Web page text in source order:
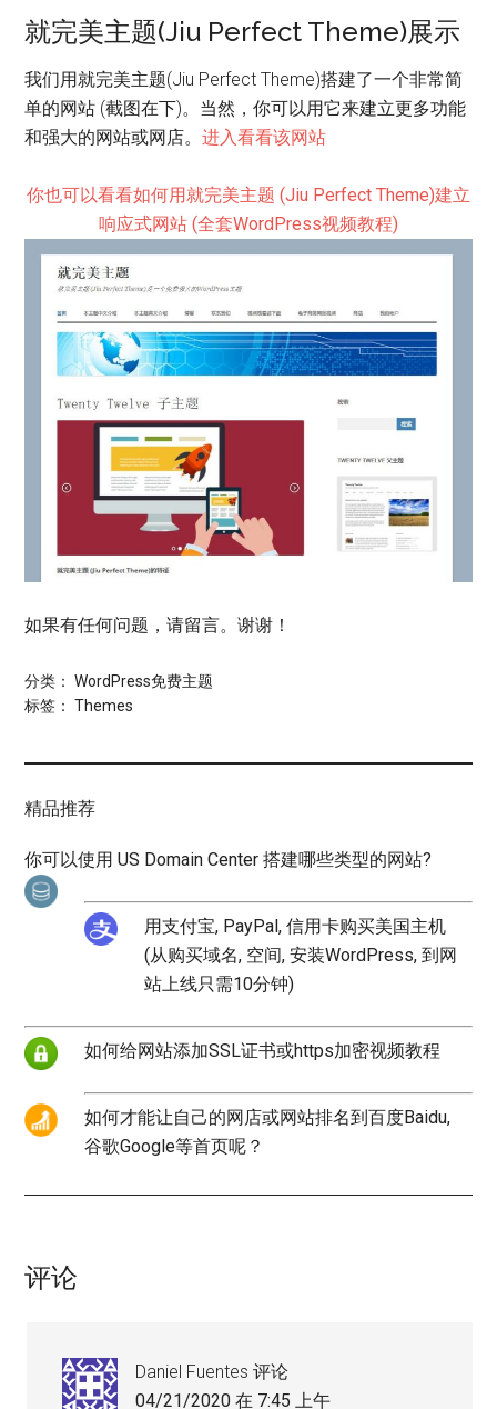
就完美主题(Jiu Perfect Theme)展示
我们用就完美主题(Jiu Perfect Theme)搭建了一个非常简
单的网站 (截图在下)。当然，你可以用它来建立更多功能
和强大的网站或网店。进入看看该网站
你也可以看看如何用就完美主题 (Jiu Perfect Theme)建立
响应式网站 (全套WordPress视频教程)
如果有任何问题，请留言。谢谢！
分类：WordPress免费主题
标签：Themes
精品推荐
你可以使用 US Domain Center 搭建哪些类型的网站?
用支付宝, PayPal, 信用卡购买美国主机
(从购买域名, 空间, 安装WordPress, 到网
站上线只需10分钟)
如何给网站添加SSL证书或https加密视频教程
如何才能让自己的网店或网站排名到百度Baidu,
谷歌Google等首页呢？
评论
Daniel Fuentes 评论
04/21/2020 在 7:45 上午